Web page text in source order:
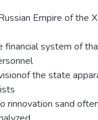
Empire of the
financial system of
the state
rinnovation sand